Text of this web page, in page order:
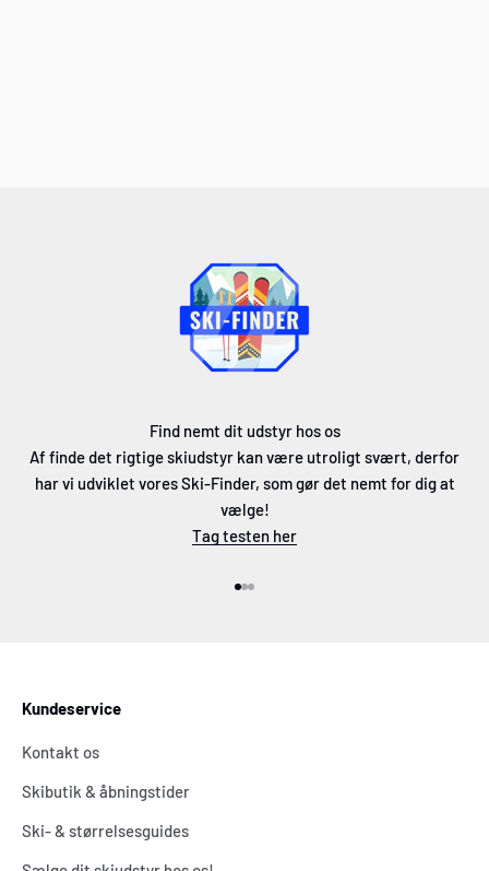
Find nemt dit udstyr hos os
Af finde det rigtige skiudstyr kan være utroligt svært, derfor
har vi udviklet vores Ski-Finder, som gør det nemt for dig at
vælge!
Tag testen her
Kundeservice
Kontakt os
Skibutik & åbningstider
Ski- & størrelsesguides